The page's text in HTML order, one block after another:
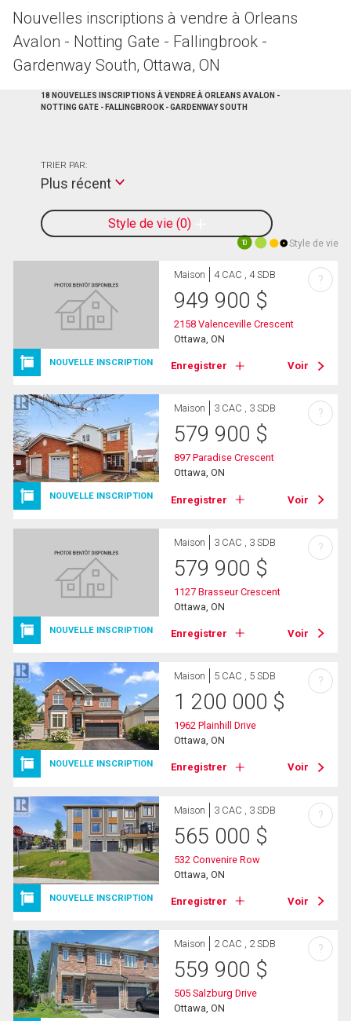
Nouvelles inscriptions à vendre à Orleans
Avalon - Notting Gate - Fallingbrook -
Gardenway South, Ottawa, ON
18 NOUVELLES INSCRIPTIONS À VENDRE À ORLEANS AVALON -
NOTTING GATE - FALLINGBROOK - GARDENWAY SOUTH
Style de vie 0
TRIER PAR:
Plus récent
10 Style de vie
NOUVELLE INSCRIPTION
Maison 4 CAC , 4 SDB
949 900 $
2158 Valenceville Crescent
Ottawa, ON
Enregistrer Voir
?
NOUVELLE INSCRIPTION
Maison 3 CAC , 3 SDB
579 900 $
897 Paradise Crescent
Ottawa, ON
Enregistrer Voir
?
NOUVELLE INSCRIPTION
Maison 3 CAC , 3 SDB
579 900 $
1127 Brasseur Crescent
Ottawa, ON
Enregistrer Voir
?
NOUVELLE INSCRIPTION
Maison 5 CAC , 5 SDB
1 200 000 $
1962 Plainhill Drive
Ottawa, ON
Enregistrer Voir
?
NOUVELLE INSCRIPTION
Maison 3 CAC , 3 SDB
565 000 $
532 Convenire Row
Ottawa, ON
Enregistrer Voir
?
Maison 2 CAC , 2 SDB
559 900 $
505 Salzburg Drive
Ottawa, ON
?